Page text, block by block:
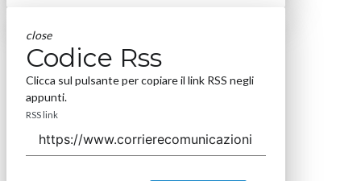
close
Codice Rss
Clicca sul pulsante per copiare il link RSS negli
appunti.
RSS link